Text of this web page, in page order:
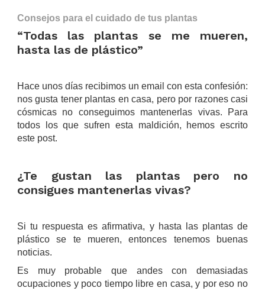
Consejos para el cuidado de tus plantas
“Todas las plantas se me mueren,
hasta las de plástico”
Hace unos días recibimos un email con esta confesión:
nos gusta tener plantas en casa, pero por razones casi
cósmicas no conseguimos mantenerlas vivas. Para
todos los que sufren esta maldición, hemos escrito
este post.
¿Te gustan las plantas pero no
consigues mantenerlas vivas?
Si tu respuesta es afirmativa, y hasta las plantas de
plástico se te mueren, entonces tenemos buenas
noticias.
Es muy probable que andes con demasiadas
ocupaciones y poco tiempo libre en casa, y por eso no